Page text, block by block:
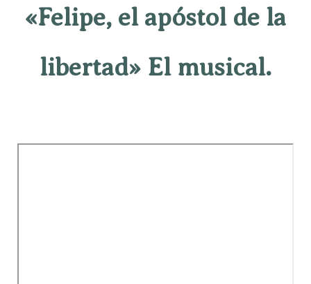
«Felipe, el apóstol de la
libertad» El musical.